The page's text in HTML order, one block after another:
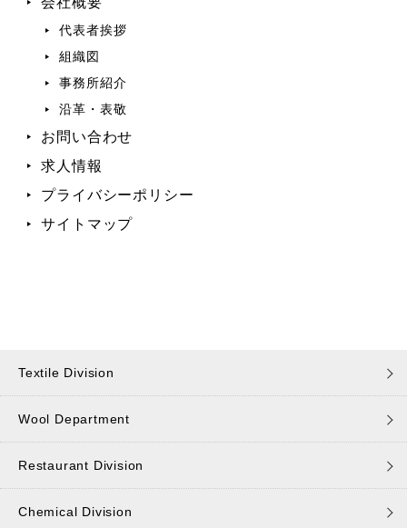
代表者挨拶
組織図
事務所紹介
沿革・表敬
お問い合わせ
求人情報
プライバシーポリシー
サイトマップ
Textile Division
Wool Department
Restaurant Division
Chemical Division